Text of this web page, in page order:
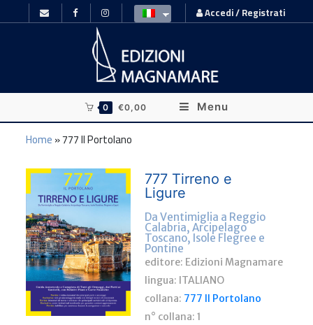
Accedi / Registrati
0 €0,00 Menu
Home»777 Il Portolano
777 Tirreno e
Ligure
Da Ventimiglia a Reggio
Calabria, Arcipelago
Toscano, Isole Flegree e
Pontine
editore: Edizioni Magnamare
lingua: ITALIANO
collana: 777 Il Portolano
n° collana: 1